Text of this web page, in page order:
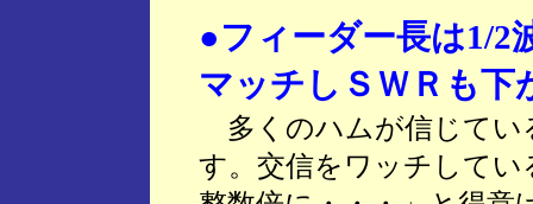
●フィーダー長は1/2
マッチしＳＷＲも下
多くのハムが信じてい
す。交信をワッチして